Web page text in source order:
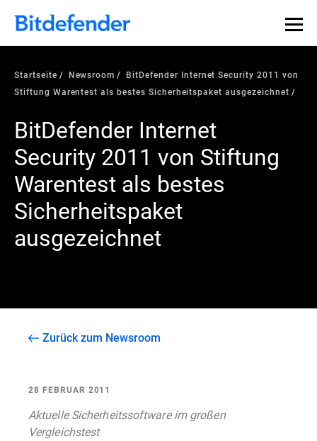
Startseite Newsroom
BitDefender Internet Security 2011 von
Stiftung Warentest als bestes Sicherheitspaket ausgezeichnet
BitDefender Internet
Security 2011 von Stiftung
Warentest als bestes
Sicherheitspaket
ausgezeichnet
Zurück zum Newsroom
28 FEBRUAR 2011
Aktuelle Sicherheitssoftware im großen
Vergleichstest